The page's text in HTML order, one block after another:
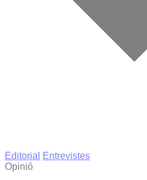
Editorial
Entrevistes
Opinió